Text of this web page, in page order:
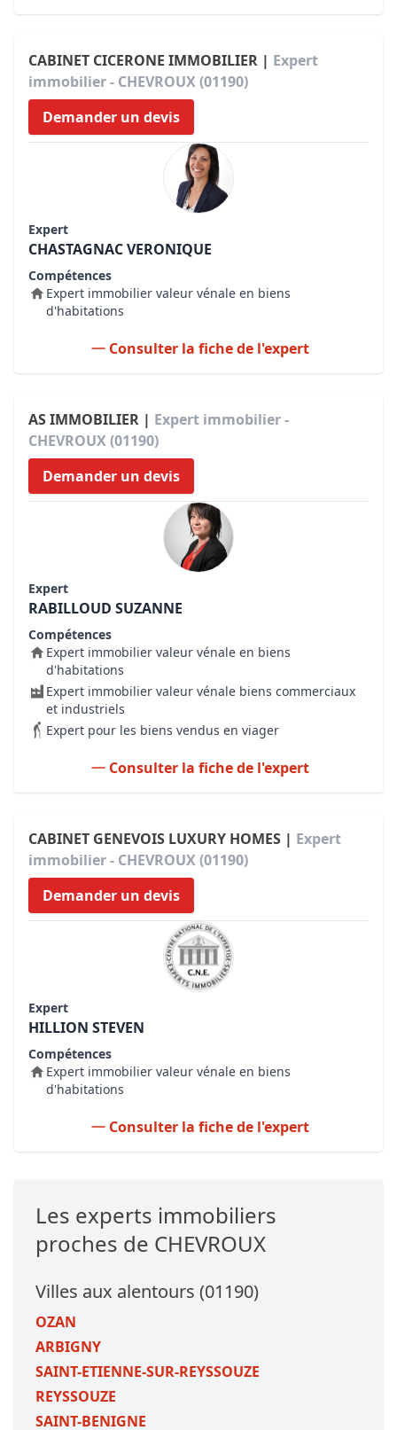
CABINET CICERONE IMMOBILIER | Expert
immobilier - CHEVROUX (01190)
Demander un devis
Expert
CHASTAGNAC VERONIQUE
Compétences
Expert immobilier valeur vénale en biens
d'habitations
Consulter la fiche de l'expert
AS IMMOBILIER | Expert immobilier -
CHEVROUX (01190)
Demander un devis
Expert
RABILLOUD SUZANNE
Compétences
Expert immobilier valeur vénale en biens
d'habitations
Expert immobilier valeur vénale biens commerciaux
et industriels
Expert pour les biens vendus en viager
Consulter la fiche de l'expert
CABINET GENEVOIS LUXURY HOMES | Expert
immobilier - CHEVROUX (01190)
Demander un devis
Expert
HILLION STEVEN
Compétences
Expert immobilier valeur vénale en biens
d'habitations
Consulter la fiche de l'expert
Les experts immobiliers
proches de CHEVROUX
Villes aux alentours (01190)
OZAN
ARBIGNY
SAINT-ETIENNE-SUR-REYSSOUZE
REYSSOUZE
SAINT-BENIGNE